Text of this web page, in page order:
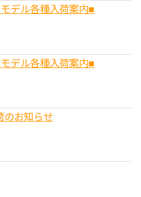
デル各種入荷案内■
デル各種入荷案内■
のお知らせ